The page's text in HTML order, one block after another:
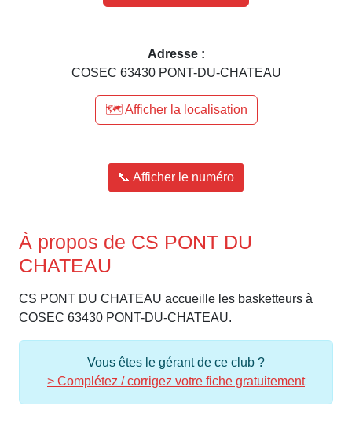
Adresse :
COSEC 63430 PONT-DU-CHATEAU
🗺️ Afficher la localisation
📞 Afficher le numéro
À propos de CS PONT DU
CHATEAU
CS PONT DU CHATEAU accueille les basketteurs à
COSEC 63430 PONT-DU-CHATEAU.
Vous êtes le gérant de ce club ?
> Complétez / corrigez votre fiche gratuitement